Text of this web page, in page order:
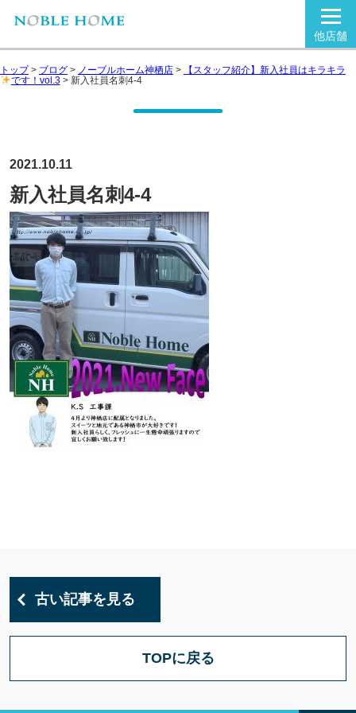
他店舗
トップ> ブログ > ノーブルホーム神栖店 >
【スタッフ紹介】新入社員はキラキラ
です！vol.3> 新入社員名刺4-4
2021.10.11
新入社員名刺4-4
古い記事を見る
TOPに戻る